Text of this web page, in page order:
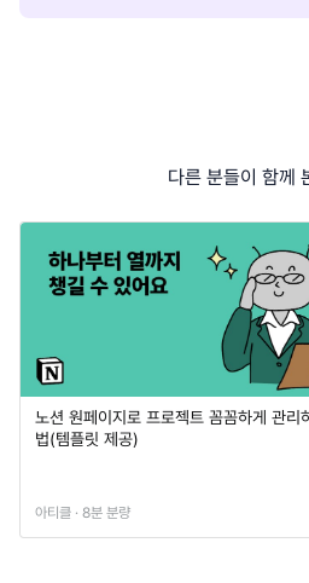
다른 분들이 함께
노션 원페이지로 프로젝트 꼼꼼하게 관리
법(템플릿 제공)
아티클 · 8분 분량